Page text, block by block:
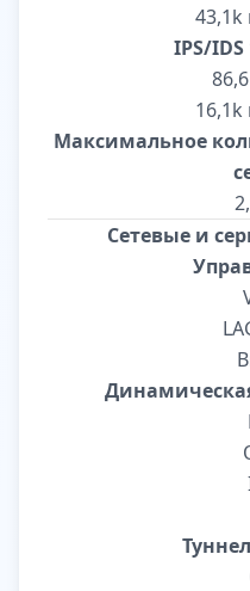
43,1k
IPS/
16,1k
Максимальное
Сетевые и